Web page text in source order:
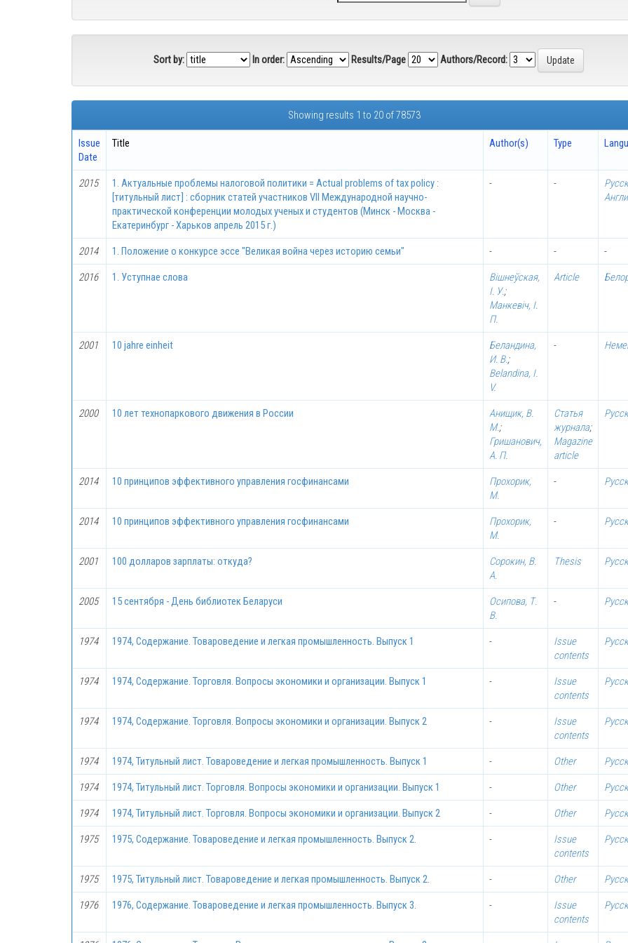
Sort by: In order: Results/Page Authors/Record:
Showing results 1 to 20 of 78573
Issue
Date
Title Author(s) Type
2015
1. Актуальные проблемы налоговой политики = Actual problems of tax policy :
[титульный лист] : сборник статей участников VII Международной научно-
практической конференции молодых ученых и студентов (Минск - Москва -
Екатеринбург - Харьков апрель 2015 г.)
- -
2014 1. Положение о конкурсе эссе "Великая война через историю семьи" - - -
2016 1. Уступнае слова
Вішнеўская,
І. У.;
Манкевіч, І.
П.
Article
2001 10 jahre einheit
Беландина,
И. В.;
Belandina, I.
V.
-
2000 10 лет технопаркового движения в России
Анищик, В.
М.;
Гришанович,
А. П.
Статья
журнала;
Magazine
article
2014 10 принципов эффективного управления госфинансами
Прохорик,
М.
-
2014 10 принципов эффективного управления госфинансами
Прохорик,
М.
-
2001 100 долларов зарплаты: откуда?
Сорокин, В.
А.
Thesis
2005 15 сентября - День библиотек Беларуси
Осипова, Т.
В.
-
1974 1974, Содержание. Товароведение и легкая промышленность. Выпуск 1 -
Issue
contents
1974 1974, Содержание. Торговля. Вопросы экономики и организации. Выпуск 1 -
Issue
contents
1974 1974, Содержание. Торговля. Вопросы экономики и организации. Выпуск 2 -
Issue
contents
1974 1974, Титульный лист. Товароведение и легкая промышленность. Выпуск 1 - Other
1974 1974, Титульный лист. Торговля. Вопросы экономики и организации. Выпуск 1 - Other
1974 1974, Титульный лист. Торговля. Вопросы экономики и организации. Выпуск 2 - Other
1975 1975, Содержание. Товароведение и легкая промышленность. Выпуск 2. -
Issue
contents
1975 1975, Титульный лист. Товароведение и легкая промышленность. Выпуск 2. - Other
1976 1976, Содержание. Товароведение и легкая промышленность. Выпуск 3. -
Issue
contents